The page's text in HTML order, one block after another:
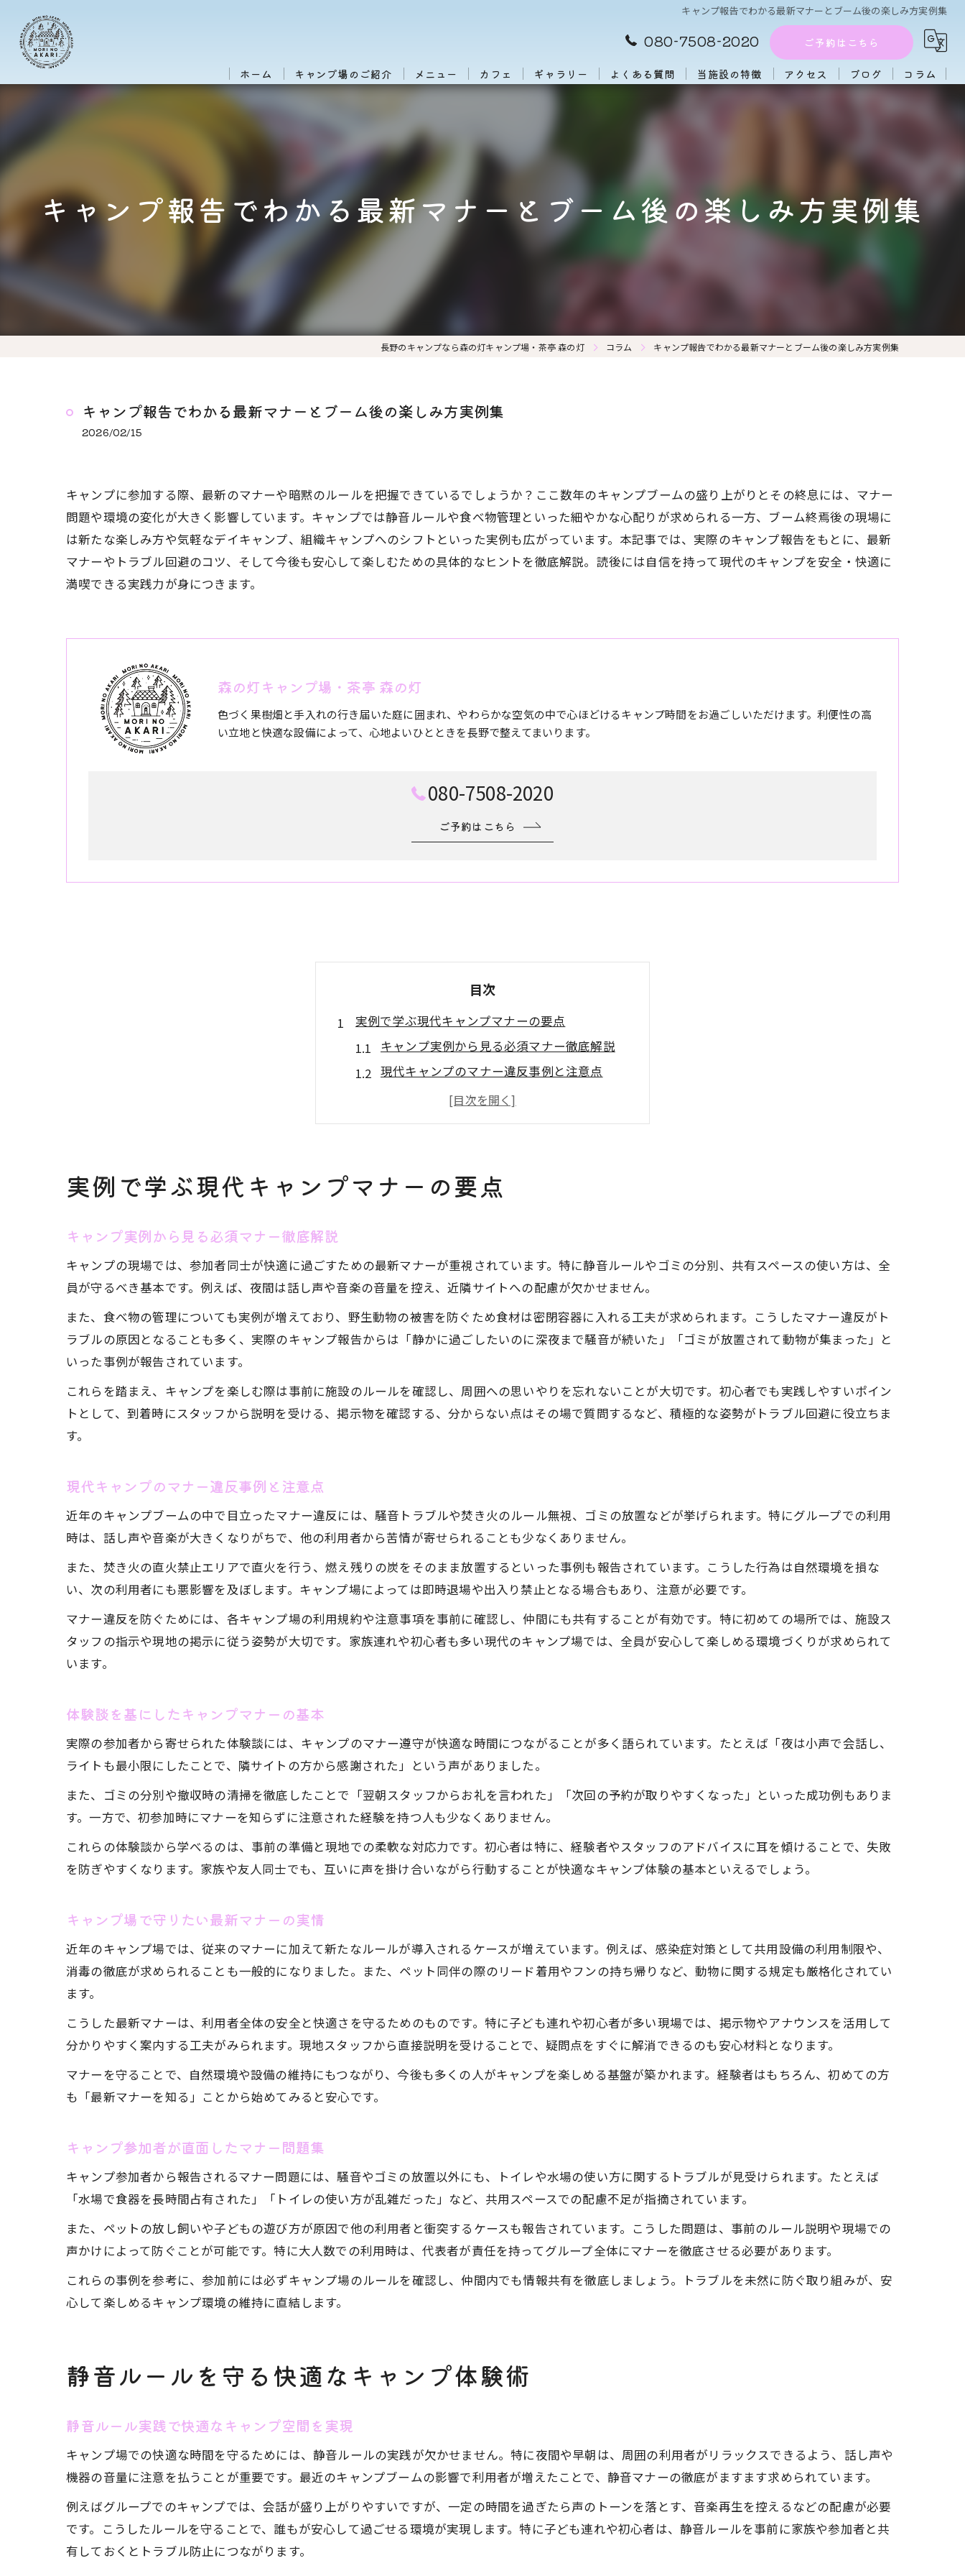
キャンプ報告でわかる最新マナーとブーム後の楽しみ方実例集
080-7508-2020 ご予約はこちら
ホーム キャンプ場のご紹介 メニュー カフェ ギャラリー よくある質問 当施設の特徴
大人数
アクセス ブログ コラム
キャンプ報告でわかる最新マナーとブーム後の楽しみ方実例集
長野のキャンプなら森の灯キャンプ場・茶亭 森の灯 コラム キャンプ報告でわかる最新マナーとブーム後の楽しみ方実例集
キャンプ報告でわかる最新マナーとブーム後の楽しみ方実例集
2026/02/15
キャンプに参加する際、最新のマナーや暗黙のルールを把握できているでしょうか？ここ数年のキャンプブームの盛り上がりとその終息には、マナー
問題や環境の変化が大きく影響しています。キャンプでは静音ルールや食べ物管理といった細やかな心配りが求められる一方、ブーム終焉後の現場に
は新たな楽しみ方や気軽なデイキャンプ、組織キャンプへのシフトといった実例も広がっています。本記事では、実際のキャンプ報告をもとに、最新
マナーやトラブル回避のコツ、そして今後も安心して楽しむための具体的なヒントを徹底解説。読後には自信を持って現代のキャンプを安全・快適に
満喫できる実践力が身につきます。
森の灯キャンプ場・茶亭 森の灯
色づく果樹畑と手入れの行き届いた庭に囲まれ、やわらかな空気の中で心ほどけるキャンプ時間をお過ごしいただけます。利便性の高
い立地と快適な設備によって、心地よいひとときを長野で整えてまいります。
080-7508-2020
ご予約はこちら
目次
実例で学ぶ現代キャンプマナーの要点
キャンプ実例から見る必須マナー徹底解説
現代キャンプのマナー違反事例と注意点
体験談を基にしたキャンプマナーの基本
キャンプ場で守りたい最新マナーの実情
静音ルールを守る快適なキャンプ体験術
静音ルール実践で快適なキャンプ空間を実現
参加者の声で学ぶ静音キャンプの工夫
静音重視のキャンプ体験談とポイント
ブーム後に注目のデイキャンプ新潮流
キャンプブーム後のデイキャンプ人気事情
気軽に始めるキャンプ体験デイキャンの魅力
家族・友人と楽しむデイキャンプの工夫
キャンプ体験者が語る暗黙のルール実例
トラブル回避に役立つ暗黙マナー集
現場で役立つキャンプ暗黙マナーのコツ
安全なキャンプ参加への暗黙ルール徹底
最新のキャンプ報告から読み解く環境変化
キャンプ報告で知る自然環境の変化とは
キャンプを通じて考える自然への配慮
トラブルを防ぐキャンプ参加前の準備ポイント
安心なキャンプのための事前準備の極意
キャンプ参加前に必要なチェックリスト
失敗しないキャンプ準備と注意点まとめ
トラブル回避に役立つ持ち物と工夫
実例で学ぶ現代キャンプマナーの要点
キャンプ実例から見る必須マナー徹底解説
キャンプの現場では、参加者同士が快適に過ごすための最新マナーが重視されています。特に静音ルールやゴミの分別、共有スペースの使い方は、全
員が守るべき基本です。例えば、夜間は話し声や音楽の音量を控え、近隣サイトへの配慮が欠かせません。
また、食べ物の管理についても実例が増えており、野生動物の被害を防ぐため食材は密閉容器に入れる工夫が求められます。こうしたマナー違反がト
ラブルの原因となることも多く、実際のキャンプ報告からは「静かに過ごしたいのに深夜まで騒音が続いた」「ゴミが放置されて動物が集まった」と
いった事例が報告されています。
これらを踏まえ、キャンプを楽しむ際は事前に施設のルールを確認し、周囲への思いやりを忘れないことが大切です。初心者でも実践しやすいポイン
トとして、到着時にスタッフから説明を受ける、掲示物を確認する、分からない点はその場で質問するなど、積極的な姿勢がトラブル回避に役立ちま
す。
現代キャンプのマナー違反事例と注意点
近年のキャンプブームの中で目立ったマナー違反には、騒音トラブルや焚き火のルール無視、ゴミの放置などが挙げられます。特にグループでの利用
時は、話し声や音楽が大きくなりがちで、他の利用者から苦情が寄せられることも少なくありません。
また、焚き火の直火禁止エリアで直火を行う、燃え残りの炭をそのまま放置するといった事例も報告されています。こうした行為は自然環境を損な
い、次の利用者にも悪影響を及ぼします。キャンプ場によっては即時退場や出入り禁止となる場合もあり、注意が必要です。
マナー違反を防ぐためには、各キャンプ場の利用規約や注意事項を事前に確認し、仲間にも共有することが有効です。特に初めての場所では、施設ス
タッフの指示や現地の掲示に従う姿勢が大切です。家族連れや初心者も多い現代のキャンプ場では、全員が安心して楽しめる環境づくりが求められて
います。
体験談を基にしたキャンプマナーの基本
実際の参加者から寄せられた体験談には、キャンプのマナー遵守が快適な時間につながることが多く語られています。たとえば「夜は小声で会話し、
ライトも最小限にしたことで、隣サイトの方から感謝された」という声がありました。
また、ゴミの分別や撤収時の清掃を徹底したことで「翌朝スタッフからお礼を言われた」「次回の予約が取りやすくなった」といった成功例もありま
す。一方で、初参加時にマナーを知らずに注意された経験を持つ人も少なくありません。
これらの体験談から学べるのは、事前の準備と現地での柔軟な対応力です。初心者は特に、経験者やスタッフのアドバイスに耳を傾けることで、失敗
を防ぎやすくなります。家族や友人同士でも、互いに声を掛け合いながら行動することが快適なキャンプ体験の基本といえるでしょう。
キャンプ場で守りたい最新マナーの実情
近年のキャンプ場では、従来のマナーに加えて新たなルールが導入されるケースが増えています。例えば、感染症対策として共用設備の利用制限や、
消毒の徹底が求められることも一般的になりました。また、ペット同伴の際のリード着用やフンの持ち帰りなど、動物に関する規定も厳格化されてい
ます。
こうした最新マナーは、利用者全体の安全と快適さを守るためのものです。特に子ども連れや初心者が多い現場では、掲示物やアナウンスを活用して
分かりやすく案内する工夫がみられます。現地スタッフから直接説明を受けることで、疑問点をすぐに解消できるのも安心材料となります。
マナーを守ることで、自然環境や設備の維持にもつながり、今後も多くの人がキャンプを楽しめる基盤が築かれます。経験者はもちろん、初めての方
も「最新マナーを知る」ことから始めてみると安心です。
キャンプ参加者が直面したマナー問題集
キャンプ参加者から報告されるマナー問題には、騒音やゴミの放置以外にも、トイレや水場の使い方に関するトラブルが見受けられます。たとえば
「水場で食器を長時間占有された」「トイレの使い方が乱雑だった」など、共用スペースでの配慮不足が指摘されています。
また、ペットの放し飼いや子どもの遊び方が原因で他の利用者と衝突するケースも報告されています。こうした問題は、事前のルール説明や現場での
声かけによって防ぐことが可能です。特に大人数での利用時は、代表者が責任を持ってグループ全体にマナーを徹底させる必要があります。
これらの事例を参考に、参加前には必ずキャンプ場のルールを確認し、仲間内でも情報共有を徹底しましょう。トラブルを未然に防ぐ取り組みが、安
心して楽しめるキャンプ環境の維持に直結します。
静音ルールを守る快適なキャンプ体験術
静音ルール実践で快適なキャンプ空間を実現
キャンプ場での快適な時間を守るためには、静音ルールの実践が欠かせません。特に夜間や早朝は、周囲の利用者がリラックスできるよう、話し声や
機器の音量に注意を払うことが重要です。最近のキャンプブームの影響で利用者が増えたことで、静音マナーの徹底がますます求められています。
例えばグループでのキャンプでは、会話が盛り上がりやすいですが、一定の時間を過ぎたら声のトーンを落とす、音楽再生を控えるなどの配慮が必要
です。こうしたルールを守ることで、誰もが安心して過ごせる環境が実現します。特に子ども連れや初心者は、静音ルールを事前に家族や参加者と共
有しておくとトラブル防止につながります。
お気軽にお問い合わせください
お気軽にお問い合わせください